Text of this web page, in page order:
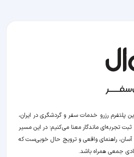
پلتفرم رزرو خدمات سفر و گردشگری در ایران،
تجربه‌ای ماندگار معنا می‌کنیم؛ در این مسیر‍
آسان، راهنمای واقعی و ترویج حال خوبی‌ست که
جمعی همراه باشد.